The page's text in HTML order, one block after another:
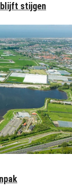
blijft stijgen